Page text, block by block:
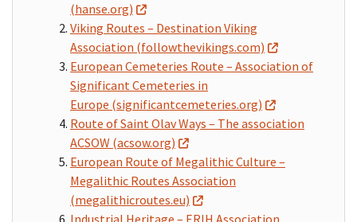
(hanse.org)
Viking Routes – Destination Viking
Association (followthevikings.com)
European Cemeteries Route – Association of
Significant Cemeteries in
Europe (significantcemeteries.org)
Route of Saint Olav Ways – The association
ACSOW (acsow.org)
European Route of Megalithic Culture –
Megalithic Routes Association
(megalithicroutes.eu)